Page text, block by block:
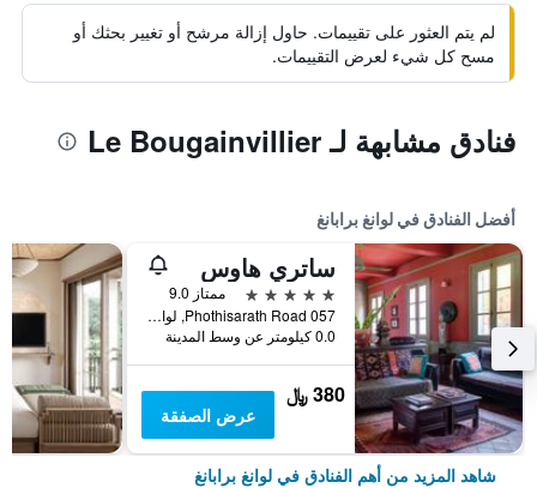
لم يتم العثور على تقييمات. حاول إزالة مرشح أو تغيير بحثك أو
مسح كل شيء لعرض التقييمات.
فنادق مشابهة لـ Le Bougainvillier
أفضل الفنادق في لوانغ برابانغ
ساتري هاوس
5 نجوم
ممتاز 9.0
057 Phothisarath Road, لوانغ برابانغ, لاوس
0.0 كيلومتر عن وسط المدينة
380 ﷼
عرض الصفقة
شاهد المزيد من أهم الفنادق في لوانغ برابانغ